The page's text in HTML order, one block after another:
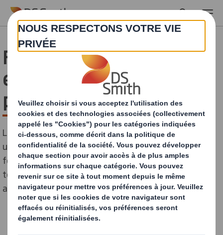
Skip to main content
Faut-il privilégier les
emballages en carton ou
plastique ?
Le plastique, et plus spécifiquement celui à usage
unique, est souvent pointé du doigt comme ayant un
fort impact sur l’environnement. Il est donc tentant de
tout simplement l’oublier et de chercher des
alternatives.